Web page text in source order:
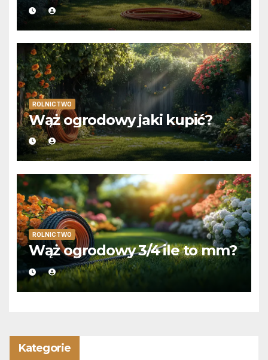
ROLNICTWO
Wąż ogrodowy jaki kupić?
ROLNICTWO
Wąż ogrodowy 3/4 ile to mm?
Kategorie